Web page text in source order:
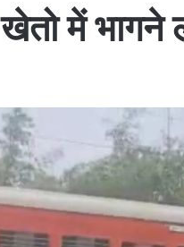
में भागने